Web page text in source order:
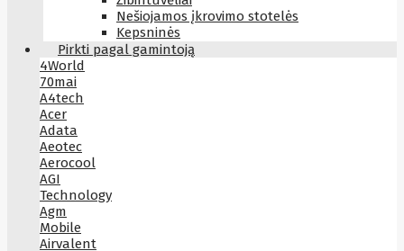
Nešiojamos įkrovimo stotelės
Kepsninės
Pirkti pagal gamintoją
4World
70mai
A4tech
Acer
Adata
Aeotec
Aerocool
AGI
Technology
Agm
Mobile
Airvalent